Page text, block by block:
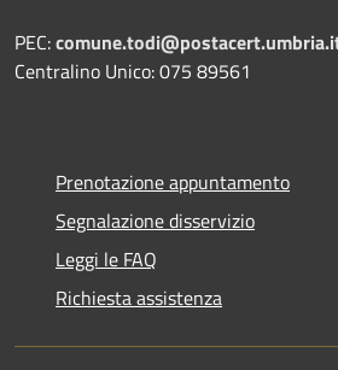
PEC:
Centralino Unico: 075 89561
Prenotazione appuntamento
Segnalazione disservizio
Leggi le FAQ
Richiesta assistenza